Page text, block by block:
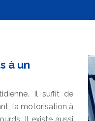
à un
Il suffit de
la motorisation à